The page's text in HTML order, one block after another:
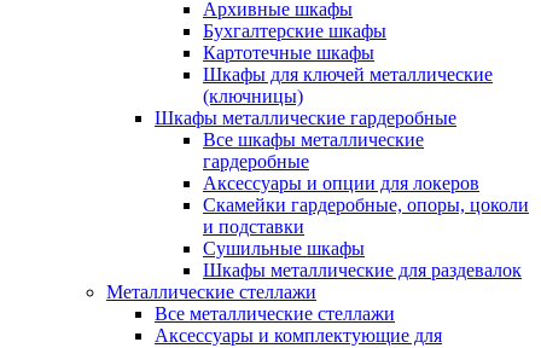
Архивные шкафы
Бухгалтерские шкафы
Картотечные шкафы
Шкафы для ключей металлические
(ключницы)
Шкафы металлические гардеробные
Все шкафы металлические
гардеробные
Аксессуары и опции для локеров
Скамейки гардеробные, опоры, цоколи
и подставки
Сушильные шкафы
Шкафы металлические для раздевалок
Металлические стеллажи
Все металлические стеллажи
Аксессуары и комплектующие для